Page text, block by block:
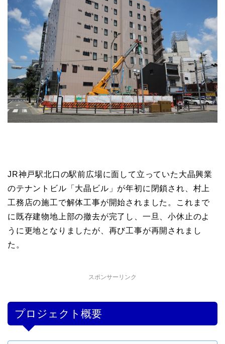
JR神戸駅北口の駅前広場に面して立っていた大晶興業
のテナントビル「大晶ビル」が年初に閉鎖され、村上
工務店の施工で解体工事が開始されました。これまで
に既存建物地上部の撤去が完了し、一旦、小休止のよ
うに更地となりましたが、再び工事が再開されまし
た。
スポンサーリンク
プロジェクト概要